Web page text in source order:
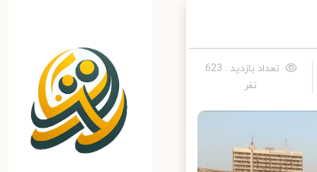
تعداد بازدید : 623
نفر